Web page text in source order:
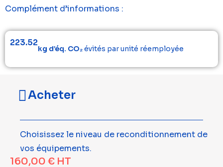
Complément d’informations :
223.52
kg d’éq. CO₂évités par unité réemployée
Acheter
Choisissez le niveau de reconditionnement de
vos équipements.
160,00 € HT